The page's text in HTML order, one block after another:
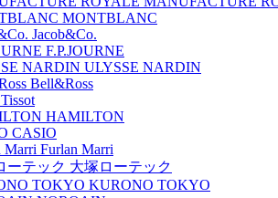
MONTBLANC
Jacob&Co.
F.P.JOURNE
ULYSSE NARDIN
Bell&Ross
Tissot
HAMILTON
CASIO
Furlan Marri
大塚ローテック
KURONO TOKYO